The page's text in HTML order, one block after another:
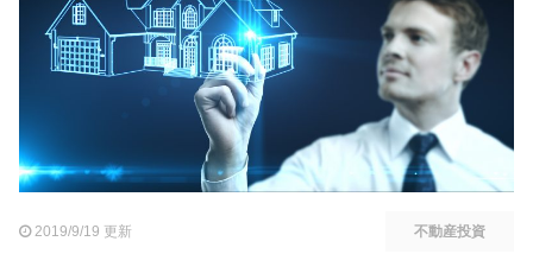
2019/9/19 更新 不動産投資